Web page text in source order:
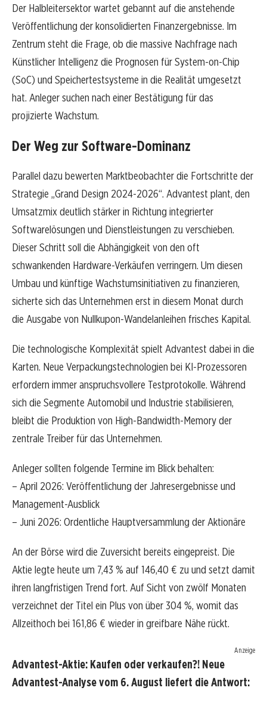
Der Halbleitersektor wartet gebannt auf die anstehende
Veröffentlichung der konsolidierten Finanzergebnisse. Im
Zentrum steht die Frage, ob die massive Nachfrage nach
Künstlicher Intelligenz die Prognosen für System-on-Chip
(SoC) und Speichertestsysteme in die Realität umgesetzt
hat. Anleger suchen nach einer Bestätigung für das
projizierte Wachstum.
Der Weg zur Software-Dominanz
Parallel dazu bewerten Marktbeobachter die Fortschritte der
Strategie „Grand Design 2024-2026“. Advantest plant, den
Umsatzmix deutlich stärker in Richtung integrierter
Softwarelösungen und Dienstleistungen zu verschieben.
Dieser Schritt soll die Abhängigkeit von den oft
schwankenden Hardware-Verkäufen verringern. Um diesen
Umbau und künftige Wachstumsinitiativen zu finanzieren,
sicherte sich das Unternehmen erst in diesem Monat durch
die Ausgabe von Nullkupon-Wandelanleihen frisches Kapital.
Die technologische Komplexität spielt Advantest dabei in die
Karten. Neue Verpackungstechnologien bei KI-Prozessoren
erfordern immer anspruchsvollere Testprotokolle. Während
sich die Segmente Automobil und Industrie stabilisieren,
bleibt die Produktion von High-Bandwidth-Memory der
zentrale Treiber für das Unternehmen.
Anleger sollten folgende Termine im Blick behalten:
– April 2026: Veröffentlichung der Jahresergebnisse und
Management-Ausblick
– Juni 2026: Ordentliche Hauptversammlung der Aktionäre
An der Börse wird die Zuversicht bereits eingepreist. Die
Aktie legte heute um 7,43 % auf 146,40 € zu und setzt damit
ihren langfristigen Trend fort. Auf Sicht von zwölf Monaten
verzeichnet der Titel ein Plus von über 304 %, womit das
Allzeithoch bei 161,86 € wieder in greifbare Nähe rückt.
Anzeige
Advantest-Aktie: Kaufen oder verkaufen?! Neue
Advantest-Analyse vom 6. August liefert die Antwort: